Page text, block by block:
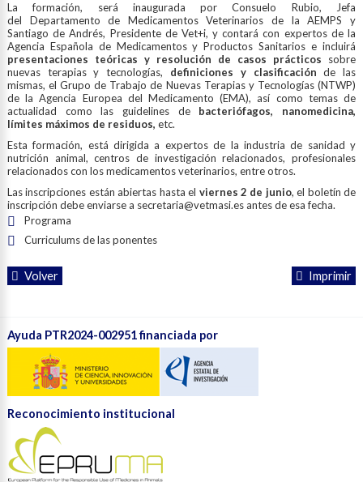
La formación, será inaugurada por Consuelo Rubio, Jefa
del Departamento de Medicamentos Veterinarios de la AEMPS y
Santiago de Andrés, Presidente de Vet+i, y contará con expertos de la
Agencia Española de Medicamentos y Productos Sanitarios e incluir
presentaciones teóricas y resolución de casos prácticos sobre
nuevas terapias y tecnologías, definiciones y clasificación de las
mismas, el Grupo de Trabajo de Nuevas Terapias y Tecnologías (NTWP)
de la Agencia Europea del Medicamento (EMA), así como temas de
actualidad como las guidelines de bacteriófagos, nanomedicina,
límites máximos de residuos, etc.
Esta formación, está dirigida a expertos de la industria de sanidad y
nutrición animal, centros de investigación relacionados, profesionales
relacionados con los medicamentos veterinarios, entre otros.
Las inscripciones están abiertas hasta el viernes 2 de junio, el boletín de
inscripción debe enviarse a secretaria@vetmasi.es antes de esa fecha.
Programa
Curriculums de las ponentes
Volver Imprimir
Ayuda PTR2024-002951 financiada por
Reconocimiento institucional